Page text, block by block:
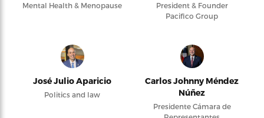
Mental Health & Menopause
President & Founder
Pacifico Group
José Julio Aparicio
Politics and law
Carlos Johnny Méndez
Núñez
Presidente Cámara de